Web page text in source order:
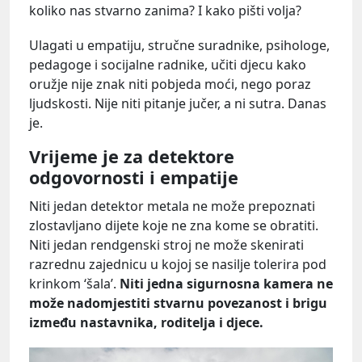
koliko nas stvarno zanima? I kako pišti volja?
Ulagati u empatiju, stručne suradnike, psihologe,
pedagoge i socijalne radnike, učiti djecu kako
oružje nije znak niti pobjeda moći, nego poraz
ljudskosti. Nije niti pitanje jučer, a ni sutra. Danas
je.
Vrijeme je za detektore
odgovornosti i empatije
Niti jedan detektor metala ne može prepoznati
zlostavljano dijete koje ne zna kome se obratiti.
Niti jedan rendgenski stroj ne može skenirati
razrednu zajednicu u kojoj se nasilje tolerira pod
krinkom ‘šala’. Niti jedna sigurnosna kamera ne
može nadomjestiti stvarnu povezanost i brigu
između nastavnika, roditelja i djece.